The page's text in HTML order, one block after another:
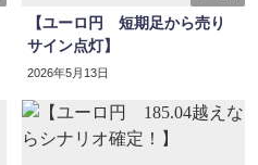
【ユーロ円 短期足から売り
サイン点灯】
2026年5月13日